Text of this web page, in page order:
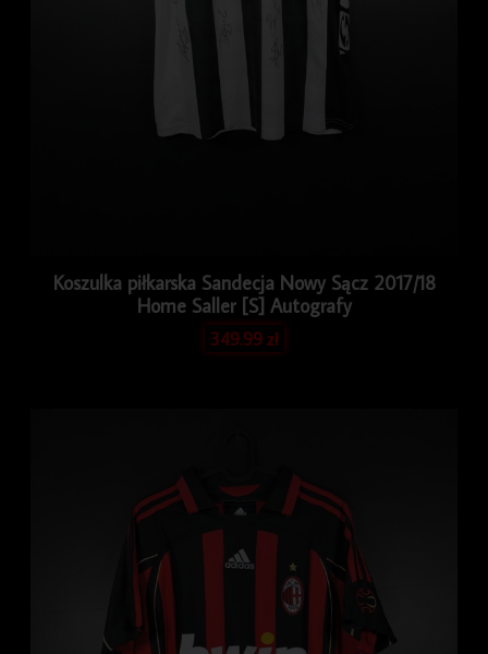
Koszulka piłkarska Sandecja Nowy Sącz 2017/18
Home Saller [S] Autografy
349.99zł